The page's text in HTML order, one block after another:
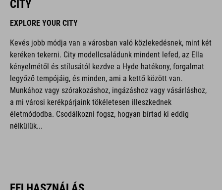
CITY
EXPLORE YOUR CITY
Kevés jobb módja van a városban való közlekedésnek, mint két
keréken tekerni. City modellcsaládunk mindent lefed, az Ella
kényelmétől és stílusától kezdve a Hyde hatékony, forgalmat
legyőző tempójáig, és minden, ami a kettő között van.
Munkához vagy szórakozáshoz, ingázáshoz vagy vásárláshoz,
a mi városi kerékpárjaink tökéletesen illeszkednek
életmódodba. Csodálkozni fogsz, hogyan bírtad ki eddig
nélkülük...